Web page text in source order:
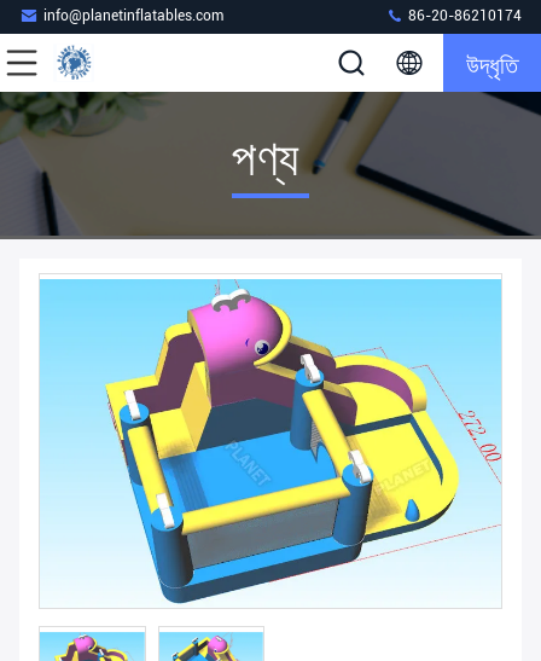
info@planetinflatables.com 86-20-86210174
উদ্ধৃতি
পণ্য